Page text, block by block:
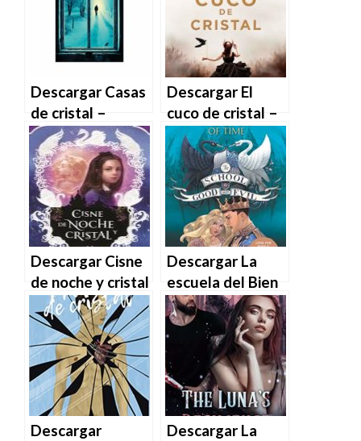
MOBI | PDF | MOBI
Descargar Casas
de cristal –
Louise Penny en
EPUB | PDF |
MOBI
Descargar El
cuco de cristal –
Javier Castillo en
EPUB | PDF |
MOBI
Descargar Cisne
de noche y cristal
de Tiffany
Calligaris en
EPUB | PDF |
MOBI
Descargar La
escuela del Bien
y del Mal Vol. 5:
Un cristal del
tiempo de Soman
Chainani en EPUB
| PDF | MOBI
Descargar
Descargar La